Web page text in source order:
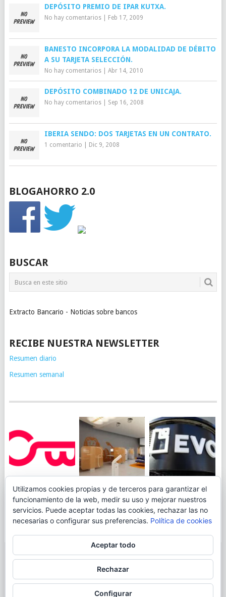
DEPÓSITO PREMIO DE IPAR KUTXA.
No hay comentarios| Feb 17, 2009
BANESTO INCORPORA LA MODALIDAD DE DÉBITO
A SU TARJETA SELECCIÓN.
No hay comentarios| Abr 14, 2010
DEPÓSITO COMBINADO 12 DE UNICAJA.
No hay comentarios| Sep 16, 2008
IBERIA SENDO: DOS TARJETAS EN UN CONTRATO.
1 comentario Dic 9, 2008
BLOGAHORRO 2.0
BUSCAR
Extracto Bancario - Noticias sobre bancos
RECIBE NUESTRA NEWSLETTER
Resumen diario
Resumen semanal
JUEGA AL
CANICÓDROMO
DIGITAL DE
OPENBANK
ING TOCA SUELO EN
LA RENTABILIDAD
DE SU CUENTA
NARANJA: 0,01% TAE
EVO BANK
PERMITIRÁ
INGRESAR DINERO
DESDE LAS OFICINAS
© 2026BLOGAHORRO.
CONTACTA CON EL AUTOR
MAPA DE LA WEB
MÁS INFORMACIÓN SOBRE LAS COOKIES
Utilizamos cookies propias y de terceros para garantizar el
funcionamiento de la web, medir su uso y mejorar nuestros
servicios. Puede aceptar todas las cookies, rechazar las no
necesarias o configurar sus preferencias. Política de cookies
Aceptar todo
Rechazar
Configurar